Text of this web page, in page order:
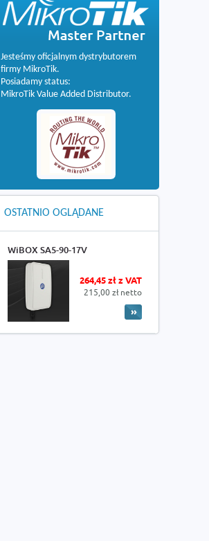
Jesteśmy oficjalnym dystrybutorem
firmy MikroTik.
Posiadamy status:
MikroTik Value Added Distributor.
OSTATNIO OGLĄDANE
WiBOX SA5-90-17V
264,45 zł z VAT
215,00 zł netto